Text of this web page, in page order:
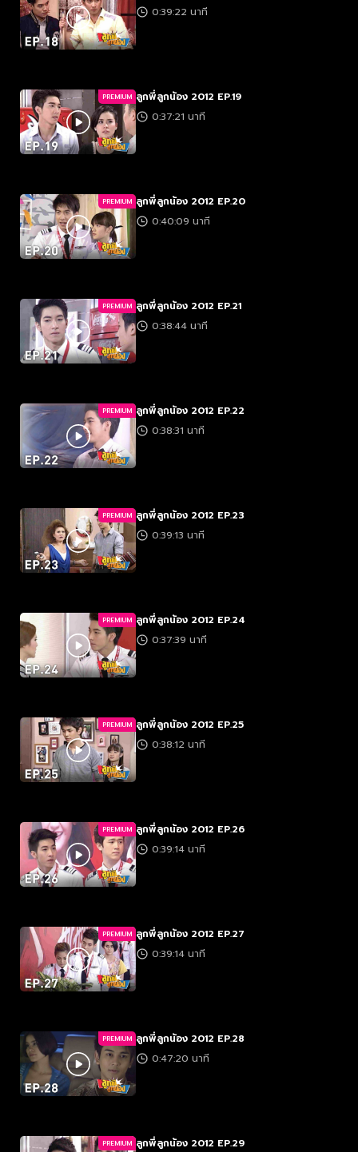
0:39:22 นาที
PREMIUM ลูกพี่ลูกน้อง 2012 EP.19
0:37:21 นาที
PREMIUM ลูกพี่ลูกน้อง 2012 EP.20
0:40:09 นาที
PREMIUM ลูกพี่ลูกน้อง 2012 EP.21
0:38:44 นาที
PREMIUM ลูกพี่ลูกน้อง 2012 EP.22
0:38:31 นาที
PREMIUM ลูกพี่ลูกน้อง 2012 EP.23
0:39:13 นาที
PREMIUM ลูกพี่ลูกน้อง 2012 EP.24
0:37:39 นาที
PREMIUM ลูกพี่ลูกน้อง 2012 EP.25
0:38:12 นาที
PREMIUM ลูกพี่ลูกน้อง 2012 EP.26
0:39:14 นาที
PREMIUM ลูกพี่ลูกน้อง 2012 EP.27
0:39:14 นาที
PREMIUM ลูกพี่ลูกน้อง 2012 EP.28
0:47:20 นาที
PREMIUM ลูกพี่ลูกน้อง 2012 EP.29